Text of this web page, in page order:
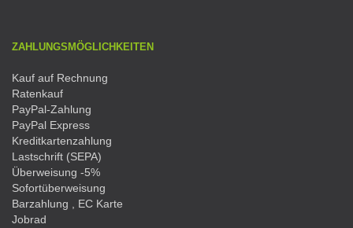
ZAHLUNGSMÖGLICHKEITEN
Kauf auf Rechnung
Ratenkauf
PayPal-Zahlung
PayPal Express
Kreditkartenzahlung
Lastschrift (SEPA)
Überweisung -5%
Sofortüberweisung
Barzahlung , EC Karte
Jobrad